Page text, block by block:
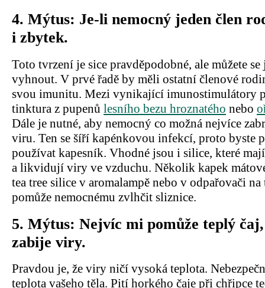
4. Mýtus: Je-li nemocný jeden člen
i zbytek.
Toto tvrzení je sice pravděpodobné, ale můžete se
vyhnout. V prvé řadě by měli ostatní členové
svou imunitu. Mezi vynikající imunostimulátory
tinktura z pupenů lesního bezu hroznatého nebo
Dále je nutné, aby nemocný co možná nejvíce
viru. Ten se šíří kapénkovou infekcí, proto byste
používat kapesník. Vhodné jsou i silice, které
a likvidují viry ve vzduchu. Několik kapek
tea tree silice v aromalampě nebo v odpařovači
pomůže nemocnému zvlhčit sliznice.
5. Mýtus: Nejvíc mi pomůže teplý
zabije viry.
Pravdou je, že viry ničí vysoká teplota.
teplota vašeho těla. Pití horkého čaje při chřipce